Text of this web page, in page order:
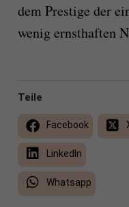
dem Prestige der
wenig ernsthaften
Teile
Facebook
LinkedIn
Whatsapp